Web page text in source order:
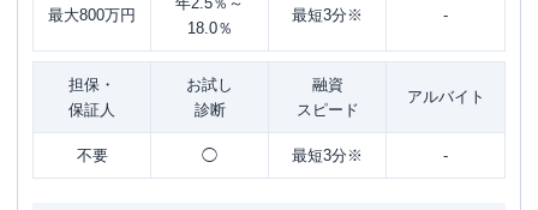
最大800万円
18.0％
最短3分※ -
担保・
保証人
お試し
診断
融資
スピード
アルバイト
不要 ◯ 最短3分※ -